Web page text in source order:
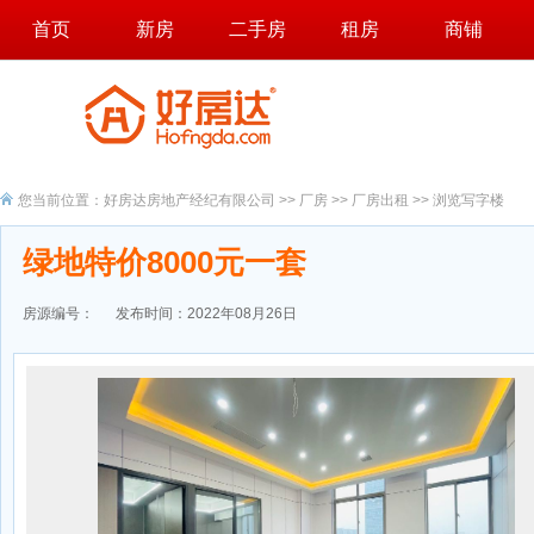
首页 新房 二手房 租房 商铺
您当前位置： 好房达房地产经纪有限公司 >> 厂房 >> 厂房出租 >> 浏览写字楼
绿地特价8000元一套
房源编号： 发布时间：2022年08月26日